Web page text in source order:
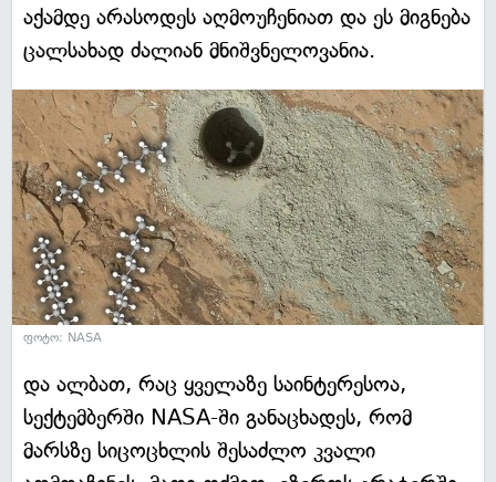
აქამდე არასოდეს აღმოუჩენიათ და ეს მიგნება
ცალსახად ძალიან მნიშვნელოვანია.
ფოტო: NASA
და ალბათ, რაც ყველაზე საინტერესოა,
სექტემბერში NASA-ში განაცხადეს, რომ
მარსზე სიცოცხლის შესაძლო კვალი